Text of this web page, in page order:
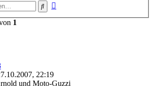
Suche
1
22:19
und Moto-Guzzi